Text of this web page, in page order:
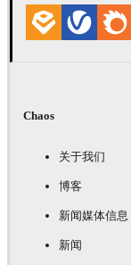
Chaos
关于我们
博客
新闻媒体信息
新闻